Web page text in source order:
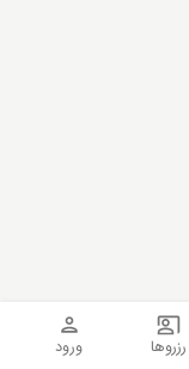
رزروها ورود